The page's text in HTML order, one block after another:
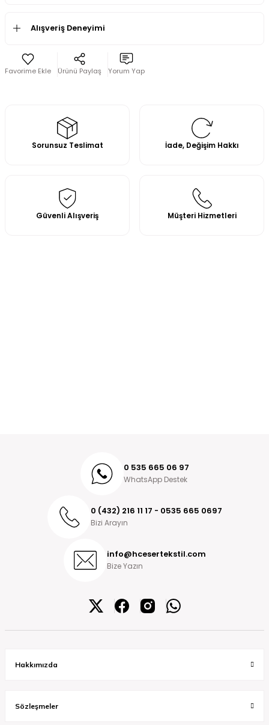
Alışveriş Deneyimi
Ürünü Paylaş Yorum Yap
Sorunsuz Teslimat İade, Değişim Hakkı
Güvenli Alışveriş Müşteri Hizmetleri
0 535 665 06 97
WhatsApp Destek
0 (432) 216 11 17 - 0535 665 0697
Bizi Arayın
info@hcesertekstil.com
Bize Yazın
Hakkımızda
Sözleşmeler